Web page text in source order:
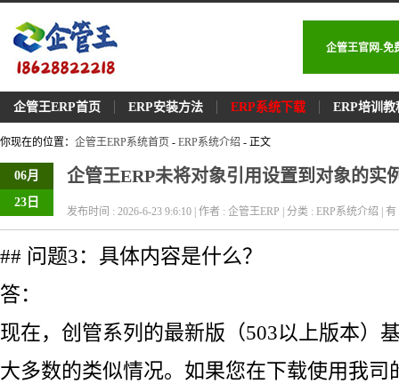
企管王官网-免
企管王ERP首页 ERP安装方法 ERP系统下载 ERP培训教
你现在的位置： 企管王ERP系统首页 - ERP系统介绍 - 正文
06月
23日
企管王ERP未将对象引用设置到对象的实
发布时间 : 2026-6-23 9:6:10 | 作者 : 企管王ERP | 分类 : ERP系统介绍 | 有
## 问题3：具体内容是什么？
答：
现在，创管系列的最新版（503以上版本）
大多数的类似情况。如果您在下载使用我司